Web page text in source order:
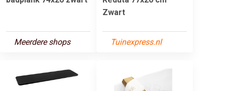
Meerdere shops
Zwart
Tuinexpress.nl